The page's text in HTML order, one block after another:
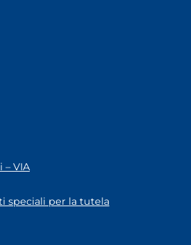
– VIA
speciali per la tutela